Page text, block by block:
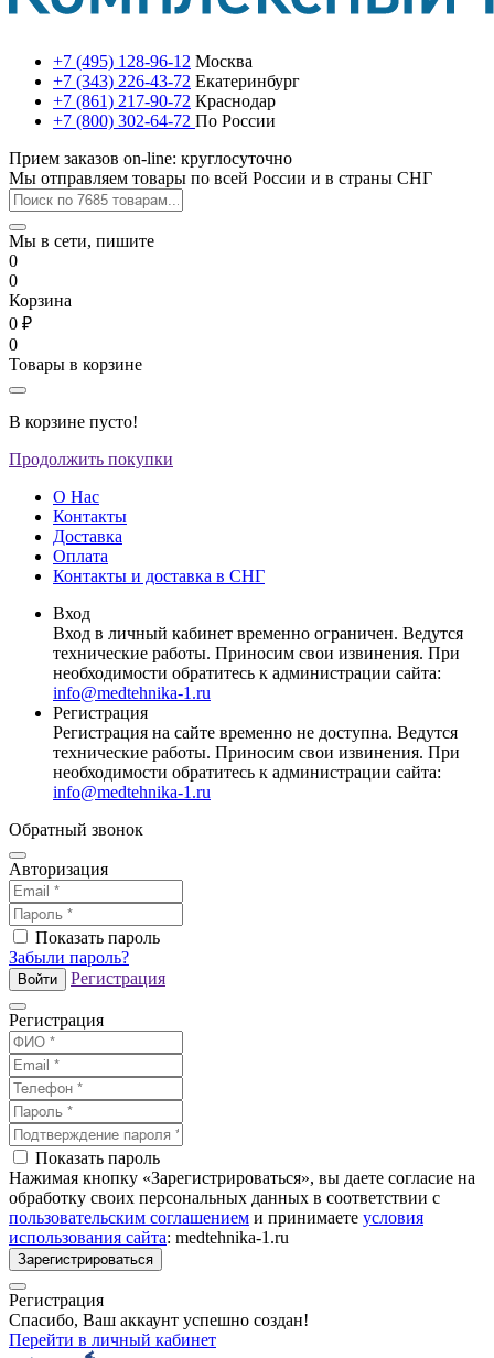
+7 (495) 128-96-12 Москва
+7 (343) 226-43-72 Екатеринбург
+7 (861) 217-90-72 Краснодар
+7 (800) 302-64-72 По России
Прием заказов on-line: круглосуточно
Мы отправляем товары по всей России и в страны СНГ
Мы в сети, пишите
0
0
Корзина
0 ₽
0
Товары в корзине
В корзине пусто!
Продолжить покупки
О Нас
Контакты
Доставка
Оплата
Контакты и доставка в СНГ
Вход
Вход в личный кабинет временно ограничен. Ведутся
технические работы. Приносим свои извинения. При
необходимости обратитесь к администрации сайта:
info@medtehnika-1.ru
Регистрация
Регистрация на сайте временно не доступна. Ведутся
технические работы. Приносим свои извинения. При
необходимости обратитесь к администрации сайта:
info@medtehnika-1.ru
Обратный звонок
Авторизация
Показать пароль
Забыли пароль?
Войти Регистрация
Регистрация
Показать пароль
Нажимая кнопку «Зарегистрироваться», вы даете согласие на
обработку своих персональных данных в соответствии с
пользовательским соглашением и принимаете условия
использования сайта: medtehnika-1.ru
Зарегистрироваться
Регистрация
Спасибо, Ваш аккаунт успешно создан!
Перейти в личный кабинет